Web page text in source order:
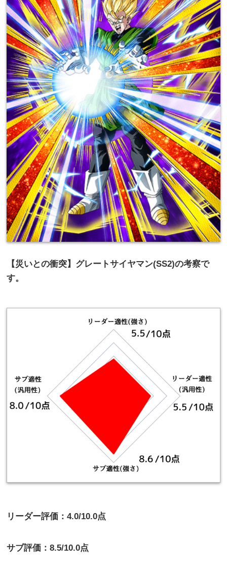
【災いとの衝突】グレートサイヤマン(SS2)の考察で
す。
リーダー評価：4.0/10.0点
サブ評価：8.5/10.0点